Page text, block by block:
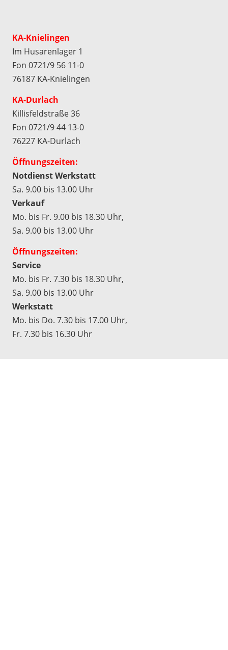
KA-Knielingen
Im Husarenlager 1
Fon 0721/9 56 11-0
76187 KA-Knielingen
KA-Durlach
Killisfeldstraße 36
Fon 0721/9 44 13-0
76227 KA-Durlach
Öffnungszeiten:
Notdienst Werkstatt
Sa. 9.00 bis 13.00 Uhr
Verkauf
Mo. bis Fr. 9.00 bis 18.30 Uhr,
Sa. 9.00 bis 13.00 Uhr
Öffnungszeiten:
Service
Mo. bis Fr. 7.30 bis 18.30 Uhr,
Sa. 9.00 bis 13.00 Uhr
Werkstatt
Mo. bis Do. 7.30 bis 17.00 Uhr,
Fr. 7.30 bis 16.30 Uhr